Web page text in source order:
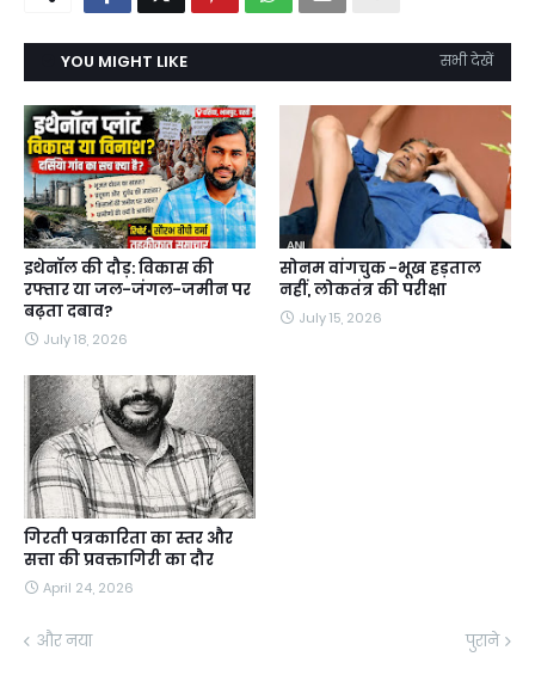
YOU MIGHT LIKE सभी देखें
इथेनॉल की दौड़: विकास की
रफ्तार या जल-जंगल-जमीन पर
बढ़ता दबाव?
July 18, 2026
सोनम वांगचुक -भूख हड़ताल
नहीं, लोकतंत्र की परीक्षा
July 15, 2026
गिरती पत्रकारिता का स्तर और
सत्ता की प्रवक्तागिरी का दौर
April 24, 2026
और नया पुराने